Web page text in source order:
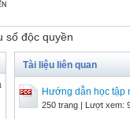
số độc quyền
Tài liệu liên quan
Hướng dẫn học tập
250 trang | Lượt xem: